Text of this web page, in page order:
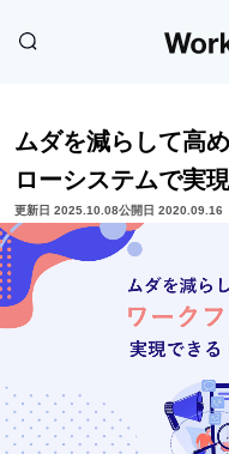
ムダを減らして高
ローシステムで実
更新日 2025.10.08公開日 2020.09.16